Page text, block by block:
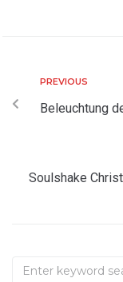
PREVIOUS
Beleuchtung
Soulshake